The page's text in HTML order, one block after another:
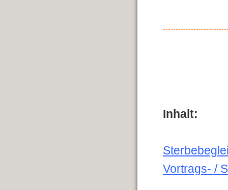
-
Inhalt:
Vortrags- /